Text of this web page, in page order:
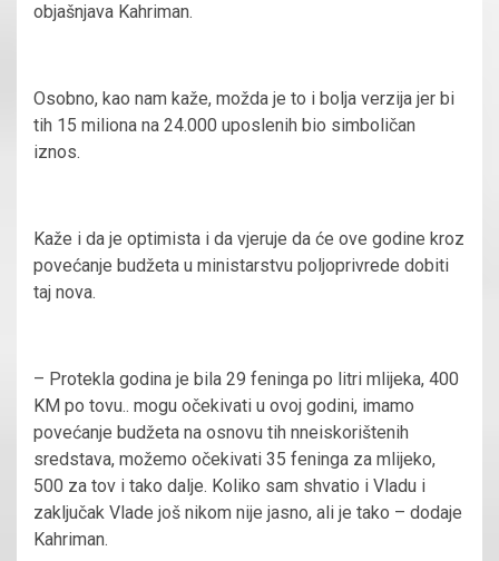
objašnjava Kahriman.
Osobno, kao nam kaže, možda je to i bolja verzija jer bi
tih 15 miliona na 24.000 uposlenih bio simboličan
iznos.
Kaže i da je optimista i da vjeruje da će ove godine kroz
povećanje budžeta u ministarstvu poljoprivrede dobiti
taj nova.
– Protekla godina je bila 29 feninga po litri mlijeka, 400
KM po tovu.. mogu očekivati u ovoj godini, imamo
povećanje budžeta na osnovu tih nneiskorištenih
sredstava, možemo očekivati 35 feninga za mlijeko,
500 za tov i tako dalje. Koliko sam shvatio i Vladu i
zaključak Vlade još nikom nije jasno, ali je tako – dodaje
Kahriman.